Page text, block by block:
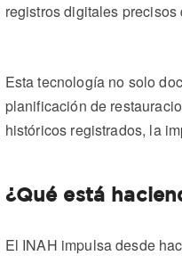
registros digitales
Esta tecnología no solo
planificación de
históricos registrados, la
¿Qué está
El INAH impulsa desde